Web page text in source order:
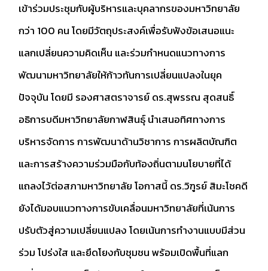
เข้าร่วมประชุมกับผู้บริหารและบุคลากรของมหาวิทยาลัย
กว่า 100 คน โดยมีวัตถุประสงค์เพื่อรับฟังข้อเสนอแนะ
แลกเปลี่ยนความคิดเห็น และร่วมกำหนดแนวทางการ
พัฒนามหาวิทยาลัยให้ก้าวทันการเปลี่ยนแปลงในยุค
ปัจจุบัน โดยมี รองศาสตราจารย์ ดร.สุพรรณ สุดสนธิ์
อธิการบดีมหาวิทยาลัยกาฬสินธุ์ นำเสนอทิศทางการ
บริหารจัดการ การพัฒนาด้านวิชาการ การผลิตบัณฑิต
และการสร้างความร่วมมือกับท้องถิ่นตามนโยบายที่ได้
แถลงไว้ต่อสภามหาวิทยาลัย โอกาสนี้ ดร.วิฑูรย์ สิมะโชคดี
ยังได้มอบแนวทางการขับเคลื่อนมหาวิทยาลัยที่เน้นการ
ปรับตัวสู่ความเปลี่ยนแปลง โดยเน้นการทำงานแบบมีส่วน
ร่วม โปร่งใส และยึดโยงกับชุมชน พร้อมเปิดพื้นที่แลก